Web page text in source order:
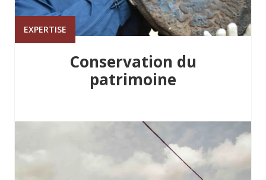
EXPERTISE
Conservation du
patrimoine